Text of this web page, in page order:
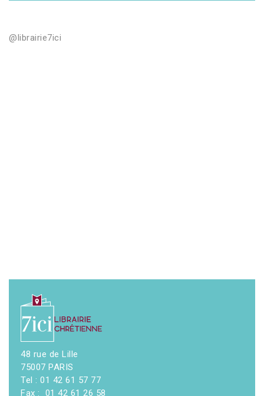
@librairie7ici
48 rue de Lille
75007 PARIS
Tel : 01 42 61 57 77
Fax : 01 42 61 26 58